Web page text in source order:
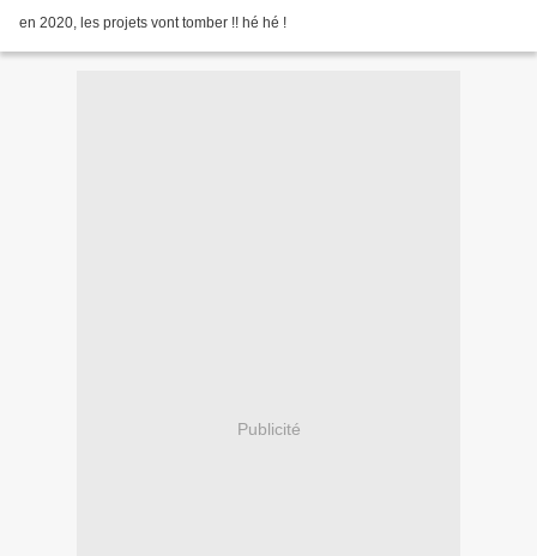
en 2020, les projets vont tomber !! hé hé !
Publicité